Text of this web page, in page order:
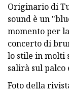
Originario di
sound è un
momento per
concerto di
lo stile in molti
salirà sul palco
Foto della